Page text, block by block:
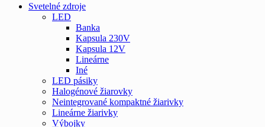
Svetelné zdroje
LED
Banka
Kapsula 230V
Kapsula 12V
Lineárne
Iné
LED pásiky
Halogénové žiarovky
Neintegrované kompaktné žiarivky
Lineárne žiarivky
Výbojky